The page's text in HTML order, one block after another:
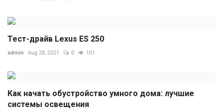
Тест-драйв Lexus ES 250
admin Aug 28, 2021 0 101
Как начать обустройство умного дома: лучшие
системы освещения